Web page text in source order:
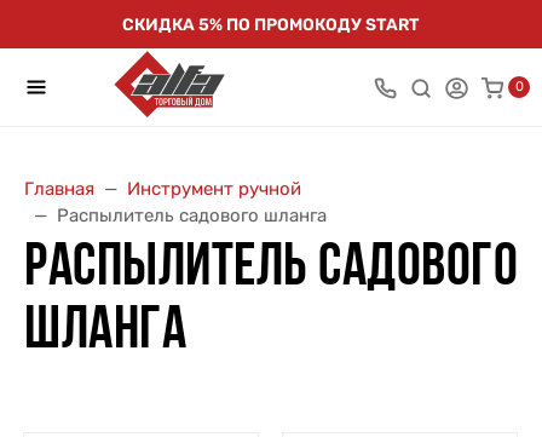
СКИДКА 5% ПО ПРОМОКОДУ START
0
Главная
Инструмент ручной
Распылитель садового шланга
РАСПЫЛИТЕЛЬ САДОВОГО
ШЛАНГА